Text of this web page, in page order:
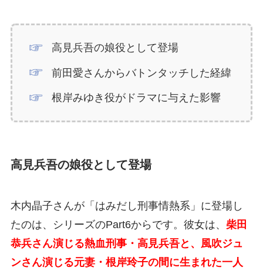
高見兵吾の娘役として登場
前田愛さんからバトンタッチした経緯
根岸みゆき役がドラマに与えた影響
高見兵吾の娘役として登場
木内晶子さんが「はみだし刑事情熱系」に登場し
たのは、シリーズのPart6からです。彼女は、 柴田
恭兵さん演じる熱血刑事・高見兵吾と、風吹ジュ
ンさん演じる元妻・根岸玲子の間に生まれた一人